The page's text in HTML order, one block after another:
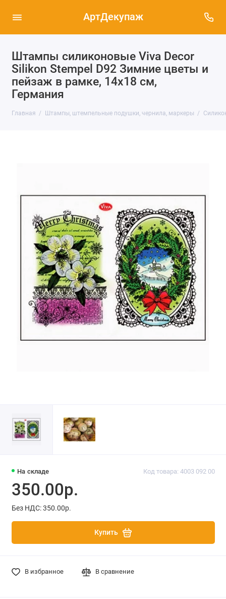
АртДекупаж
Штампы силиконовые Viva Decor
Silikon Stempel D92 Зимние цветы и
пейзаж в рамке, 14х18 см,
Германия
Главная Штампы, штемпельные подушки, чернила, маркеры
На складе Код товара: 4003 092 00
350.00р.
Без НДС: 350.00р.
Купить
В избранное В сравнение